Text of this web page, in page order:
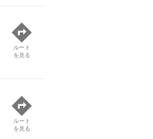
ルート
を見る
ルート
を見る